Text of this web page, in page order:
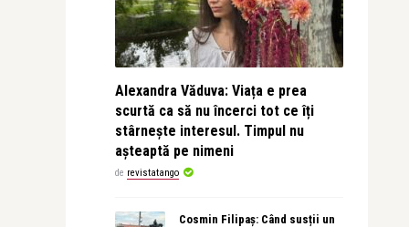
Alexandra Văduva: Viața e prea
scurtă ca să nu încerci tot ce îți
stârnește interesul. Timpul nu
așteaptă pe nimeni
de revistatango
Cosmin Filipaș: Când susții un